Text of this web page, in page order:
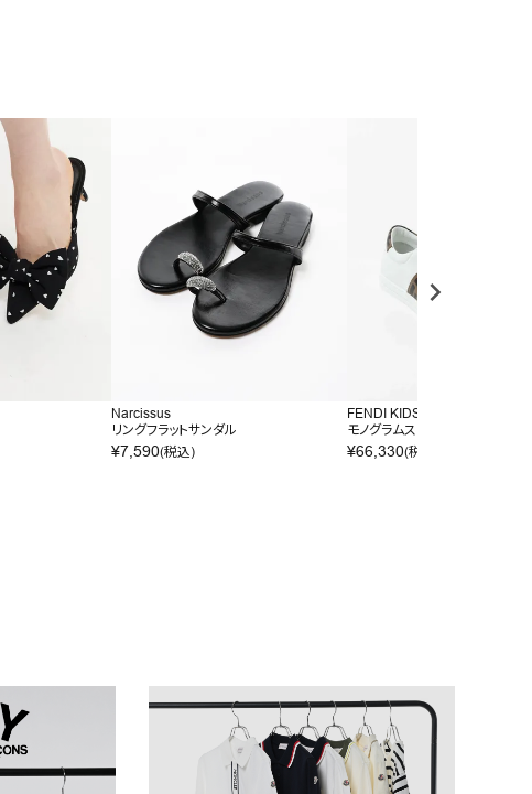
Narcissus
リングフラットサンダル
¥7,590(税込)
FENDI KIDS
モノグラムスニーカー
¥66,330(税込)